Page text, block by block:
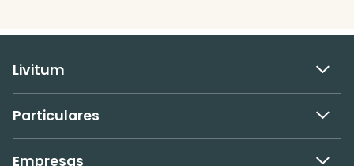
Livitum
Particulares
Empresas